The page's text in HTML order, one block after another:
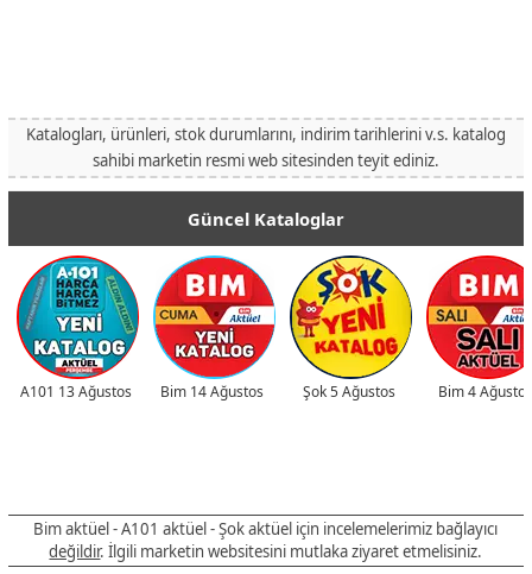
Katalogları, ürünleri, stok durumlarını, indirim tarihlerini v.s. katalog
sahibi marketin resmi web sitesinden teyit ediniz.
Güncel Kataloglar
A101 13 Ağustos Bim 14 Ağustos Şok 5 Ağustos Bim 4 Ağustos
Bim aktüel - A101 aktüel - Şok aktüel için incelemelerimiz bağlayıcı
değildir. İlgili marketin websitesini mutlaka ziyaret etmelisiniz.